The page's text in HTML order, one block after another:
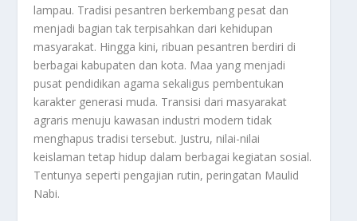
lampau. Tradisi pesantren berkembang pesat dan
menjadi bagian tak terpisahkan dari kehidupan
masyarakat. Hingga kini, ribuan pesantren berdiri di
berbagai kabupaten dan kota. Maa yang menjadi
pusat pendidikan agama sekaligus pembentukan
karakter generasi muda. Transisi dari masyarakat
agraris menuju kawasan industri modern tidak
menghapus tradisi tersebut. Justru, nilai-nilai
keislaman tetap hidup dalam berbagai kegiatan sosial.
Tentunya seperti pengajian rutin, peringatan Maulid
Nabi.